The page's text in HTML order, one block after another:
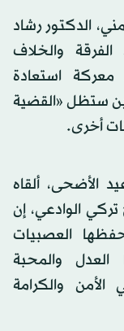
الدكتور رشاد
والخلاف
استعادة
ستظل «القضية
أخرى.
الأضحى، ألقاه
تركي الوادعي، إن
العصبيات
العدل والمحبة
والكرامة